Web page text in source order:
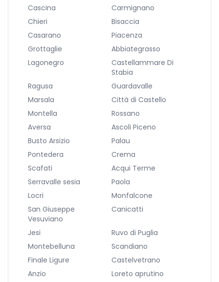
Cascina
Carmignano
Chieri
Bisaccia
Casarano
Piacenza
Grottaglie
Abbiategrasso
Lagonegro
Castellammare Di
Stabia
Ragusa
Guardavalle
Marsala
Città di Castello
Montella
Rossano
Aversa
Ascoli Piceno
Busto Arsizio
Palau
Pontedera
Crema
Scafati
Acqui Terme
Serravalle sesia
Paola
Locri
Monfalcone
San Giuseppe
Vesuviano
Canicatti
Jesi
Ruvo di Puglia
Montebelluna
Scandiano
Finale Ligure
Castelvetrano
Anzio
Loreto aprutino